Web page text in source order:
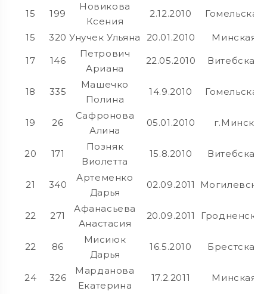
15 199
Новикова
Ксения
2.12.2010 Гомельская
15 320 Унучек Ульяна 20.01.2010 Минская
17 146
Петрович
Ариана
22.05.2010 Витебская
18 335
Машечко
Полина
14.9.2010 Гомельская
19 26
Сафронова
Алина
05.01.2010 г.Минск
20 171
Позняк
Виолетта
15.8.2010 Витебская
21 340
Артеменко
Дарья
02.09.2011
22 271
Афанасьева
Анастасия
20.09.2011 Гродненская
22 86
Мисиюк
Дарья
16.5.2010 Брестская
24 326
Марданова
Екатерина
17.2.2011 Минская